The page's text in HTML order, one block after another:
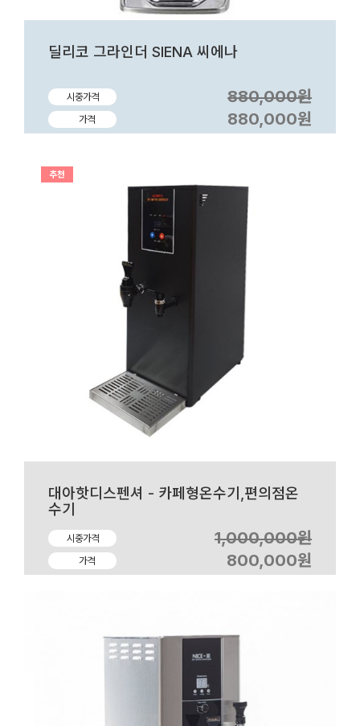
딜리코 그라인더 SIENA 씨에나
시중가격 880,000원
가격 880,000원
대아핫디스펜셔 - 카페형온수기,편의점온
수기
시중가격 1,000,000원
가격 800,000원
추천